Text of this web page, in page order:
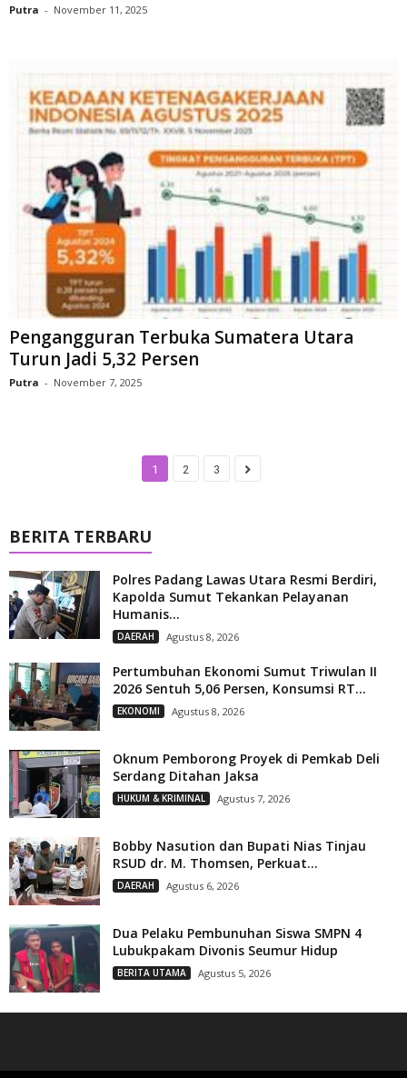
Putra - November 11, 2025
Pengangguran Terbuka Sumatera Utara
Turun Jadi 5,32 Persen
Putra - November 7, 2025
1 2 3
BERITA TERBARU
Polres Padang Lawas Utara Resmi Berdiri,
Kapolda Sumut Tekankan Pelayanan
Humanis...
DAERAH Agustus 8, 2026
Pertumbuhan Ekonomi Sumut Triwulan II
2026 Sentuh 5,06 Persen, Konsumsi RT...
EKONOMI Agustus 8, 2026
Oknum Pemborong Proyek di Pemkab Deli
Serdang Ditahan Jaksa
HUKUM & KRIMINAL Agustus 7, 2026
Bobby Nasution dan Bupati Nias Tinjau
RSUD dr. M. Thomsen, Perkuat...
DAERAH Agustus 6, 2026
Dua Pelaku Pembunuhan Siswa SMPN 4
Lubukpakam Divonis Seumur Hidup
BERITA UTAMA Agustus 5, 2026